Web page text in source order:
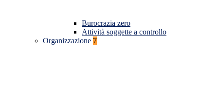
Burocrazia zero
Attività soggette a controllo
Organizzazione 7